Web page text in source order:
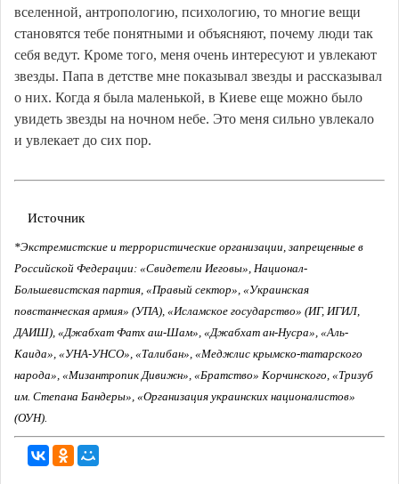
вселенной, антропологию, психологию, то многие вещи
становятся тебе понятными и объясняют, почему люди так
себя ведут. Кроме того, меня очень интересуют и увлекают
звезды. Папа в детстве мне показывал звезды и рассказывал
о них. Когда я была маленькой, в Киеве еще можно было
увидеть звезды на ночном небе. Это меня сильно увлекало
и увлекает до сих пор.
Источник
*Экстремистские и террористические организации, запрещенные в
Российской Федерации: «Свидетели Иеговы», Национал-
Большевистская партия, «Правый сектор», «Украинская
повстанческая армия» (УПА), «Исламское государство» (ИГ, ИГИЛ,
ДАИШ), «Джабхат Фатх аш-Шам», «Джабхат ан-Нусра», «Аль-
Каида», «УНА-УНСО», «Талибан», «Меджлис крымско-татарского
народа», «Мизантропик Дивижн», «Братство» Корчинского, «Тризуб
им. Степана Бандеры», «Организация украинских националистов»
(ОУН).